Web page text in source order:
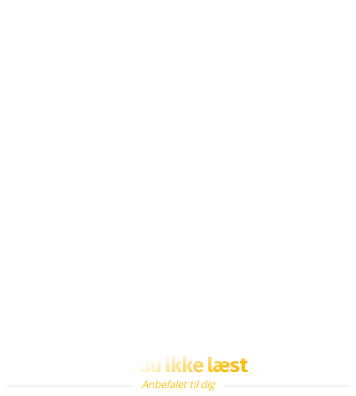
Fik du ikke læst
Anbefalet til dig